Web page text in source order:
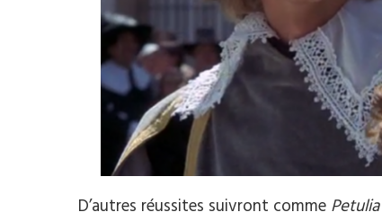
D’autres réussites suivront comme Petulia